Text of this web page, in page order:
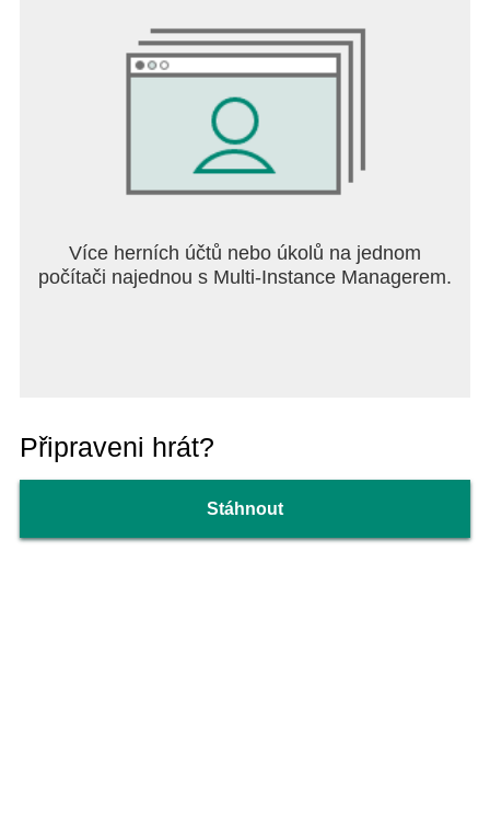
Více herních účtů nebo úkolů na jednom
počítači najednou s Multi-Instance Managerem.
Připraveni hrát?
Stáhnout